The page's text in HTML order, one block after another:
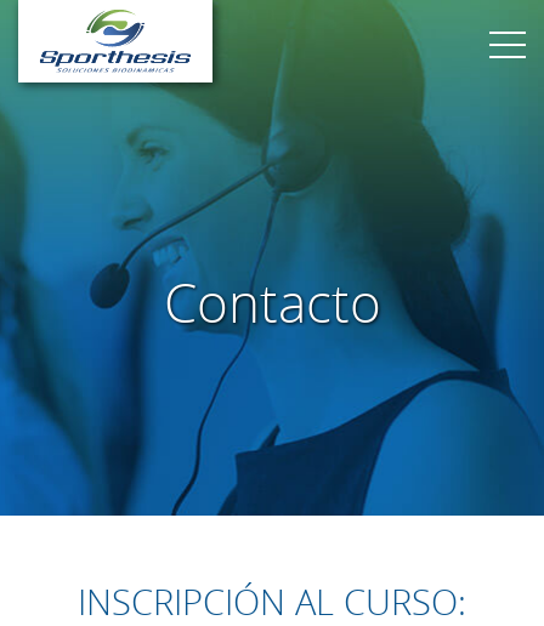
Contacto
INSCRIPCIÓN AL CURSO: